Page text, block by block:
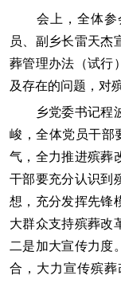
会上，全体参
员、副乡长雷天杰
葬管理办法（试行
及存在的问题，对
乡党委书记程波
峻，全体党员干部
气，全力推进殡葬
干部要充分认识到
想，充分发挥先锋
大群众支持殡葬改
二是加大宣传力度
合，大力宣传殡